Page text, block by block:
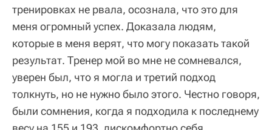
тренировках не рвала, осознала, что это для
меня огромный успех. Доказала людям,
которые в меня верят, что могу показать такой
результат. Тренер мой во мне не сомневался,
уверен был, что я могла и третий подход
толкнуть, но не нужно было этого. Честно говоря,
были сомнения, когда я подходила к последнему